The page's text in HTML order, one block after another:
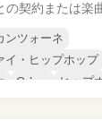
の契約または楽
ンツォーネ
イ・ヒップホップ
Grime
ヒップ